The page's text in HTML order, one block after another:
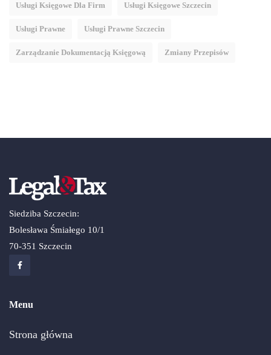
Usługi Księgowe Dla Firm Usługi Księgowe Szczecin
Usługi Prawne Usługi Prawne Szczecin
Zarządzanie Dokumentacją Księgową Zmiany Przepisów
Siedziba Szczecin:
Bolesława Śmiałego 10/1
70-351 Szczecin
Menu
Strona główna